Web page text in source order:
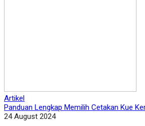
Artikel
Panduan Lengkap Memilih Cetakan Kue
24 August 2024